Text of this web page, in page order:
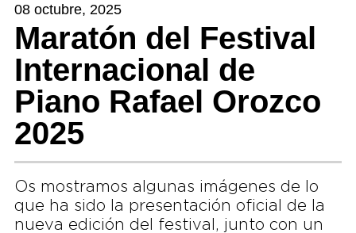
08 octubre, 2025
Maratón del Festival
Internacional de
Piano Rafael Orozco
2025
Os mostramos algunas imágenes de lo
que ha sido la presentación oficial de la
nueva edición del festival, junto con un